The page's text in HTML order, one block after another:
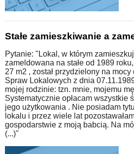
Stałe zamieszkiwanie a
Pytanie: "Lokal, w którym
zameldowana na stałe od 1989
27 m2 , został przydzielony na mocy
Spraw Lokalowych z dnia
mojej rodzinie: tzn. mnie, mojemu
Systematycznie opłacam wszystkie
jego użytkowania . Nie posiadam
lokalu i przez wiele lat
gospodarstwie z moją babcią. Na
(...)"